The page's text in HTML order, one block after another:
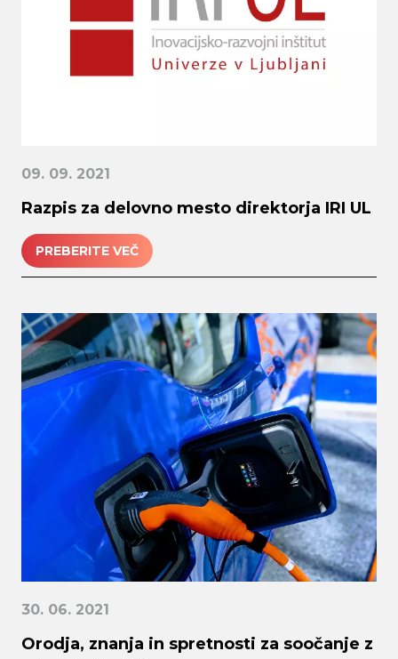
Search
09. 09. 2021
Razpis za delovno mesto direktorja IRI UL
PREBERITE VEČ
30. 06. 2021
Orodja, znanja in spretnosti za soočanje z